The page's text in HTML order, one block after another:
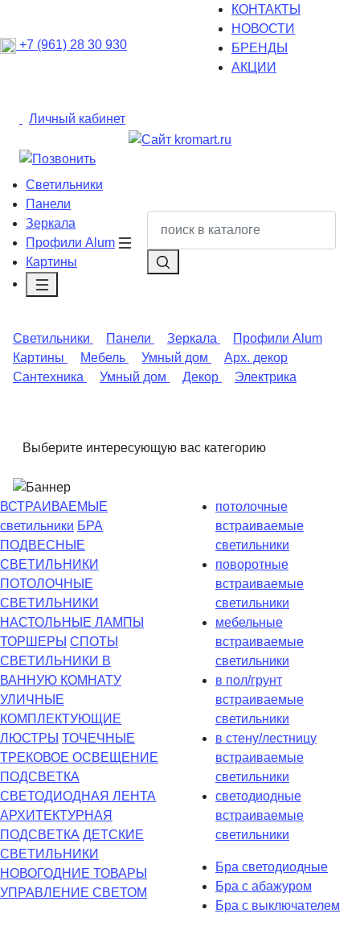
+7 (961) 28 30 930
КОНТАКТЫ
НОВОСТИ
БРЕНДЫ
АКЦИИ
Личный кабинет
Светильники
Панели
Зеркала
Профили Alum
Картины
Светильники Панели Зеркала
Профили Alum
Картины
Мебель Умный дом
Арх. декор
Сантехника
Умный дом Декор Электрика
Выберите интересующую вас категорию
ВСТРАИВАЕМЫЕ
светильники БРА
ПОДВЕСНЫЕ
СВЕТИЛЬНИКИ
ПОТОЛОЧНЫЕ
СВЕТИЛЬНИКИ
НАСТОЛЬНЫЕ ЛАМПЫ
ТОРШЕРЫ СПОТЫ
СВЕТИЛЬНИКИ В
ВАННУЮ КОМНАТУ
УЛИЧНЫЕ
КОМПЛЕКТУЮЩИЕ
ЛЮСТРЫ ТОЧЕЧНЫЕ
ТРЕКОВОЕ ОСВЕЩЕНИЕ
ПОДСВЕТКА
СВЕТОДИОДНАЯ ЛЕНТА
АРХИТЕКТУРНАЯ
ПОДСВЕТКА ДЕТСКИЕ
СВЕТИЛЬНИКИ
НОВОГОДНИЕ ТОВАРЫ
УПРАВЛЕНИЕ СВЕТОМ
потолочные
встраиваемые
светильники
поворотные
встраиваемые
светильники
мебельные
встраиваемые
светильники
в пол/грунт
встраиваемые
светильники
в стену/лестницу
встраиваемые
светильники
светодиодные
встраиваемые
светильники
Бра светодиодные
Бра с абажуром
Бра с выключателем